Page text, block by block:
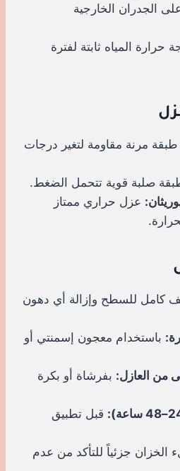
الجدران الخارجية
المياه ثابتة لفترة
طبقة مرنة مقاومة لتغير درجات
صلبة قوية تتحمل الضغط.
عزل حراري ممتاز
كامل للسطح وإزالة أي دهون
باستخدام معجون إسمنتي أو
من العازل: بفرشاة أو بكرة
قبل تطبيق
الخزان جزئياً للتأكد من عدم